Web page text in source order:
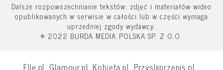
Dalsze rozpowszechnianie tekstów, zdjęć i materiałów wideo
opublikowanych w serwisie w całości lub w części wymaga
uprzedniej zgody wydawcy.
© 2022 BURDA MEDIA POLSKA SP. Z O.O.
Elle.pl Glamour.pl Kobieta.pl Przyslijprzepis.pl